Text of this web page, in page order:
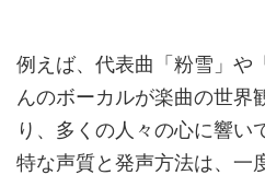
例えば、代表曲「粉雪」や
んのボーカルが楽曲の世界
り、多くの人々の心に響い
特な声質と発声方法は、一